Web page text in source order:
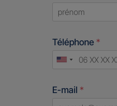
Téléphone *
United
E-mail *